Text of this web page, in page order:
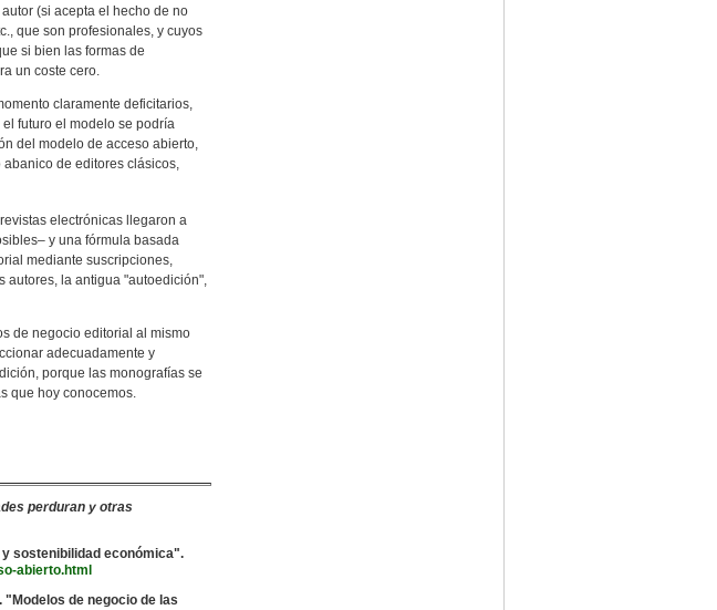
(si acepta el hecho de no
que son profesionales, y cuyos
si bien las formas de
un coste cero.
claramente deficitarios,
futuro el modelo se podría
del modelo de acceso abierto,
de editores clásicos,
electrónicas llegaron a
y una fórmula basada
mediante suscripciones,
autores, la antigua "autoedición",
de negocio editorial al mismo
adecuadamente y
porque las monografías se
que hoy conocemos.
perduran y otras
sostenibilidad económica".
abierto.html
de negocio de las